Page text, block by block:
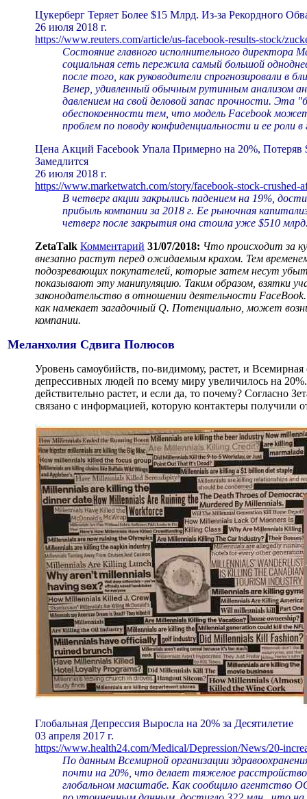
Цукерберг Теряет Более $15 Млрд. Из-за Рекордного
26 июля 2018 г.
https://www.reuters.com/article/us-facebook-results-stock/
Состояние главного исполнительного директора
социальная сеть пережила самый большой
после того, как руководители спрогнозировали в
Венер, удивленный обычным рутинным анализом
давлением на свой деловой запас прочности. Эта
обеспокоенности тем, что модель Facebook может
проблем по поводу конфиденциальности и ее роли
Цена Акций Facebook Упала Примерно на 20%,
Замедлится
26 июля 2018 г.
https://www.marketwatch.com/story/facebook-stock-crushed-
В четверг акции закрылись падением на 19%,
прибыль компании за 2018 г. Ее рыночная
четверг после закрытия она стоила уже $510
ZetaTalk Комментарий 31/07/2018: Что происходит за
внезапно растут перед ожидаемым крахом. Тем
подозревающих покупателей, которые затем несут
показывают эту манипуляцию. Таким образом, взятки
законодательство в отношении деятельности
как намекает загадочный Q. Потенциально, может
компании.
Меланхолия Сдвига Полюсов
Уровень самоубийств, по-видимому, растет, и
депрессивных людей по всему миру увеличилось на
действительно растет, и если да, то почему? Согласно
связано с информацией, которую контактеры получили
Глобальная Депрессия Выросла на 20% за Десятилетие
03 апреля 2017 г.
https://www.health24.com/Medical/Depression/News/20-
По данным Всемирной организации
почти на 20%, что делает тяжелое
глобальном масштабе. Как сообщило агентство